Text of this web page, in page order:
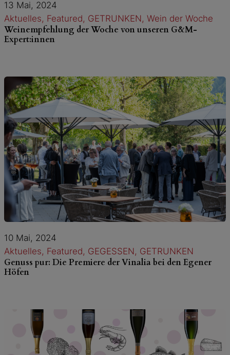
13 Mai, 2024
Aktuelles, Featured, GETRUNKEN , Wein der Woche
Weinempfehlung der Woche von unseren G&M-
Expert:innen
10 Mai, 2024
Aktuelles, Featured, GEGESSEN, GETRUNKEN
Genuss pur: Die Premiere der Vinalia bei den Egener
Höfen